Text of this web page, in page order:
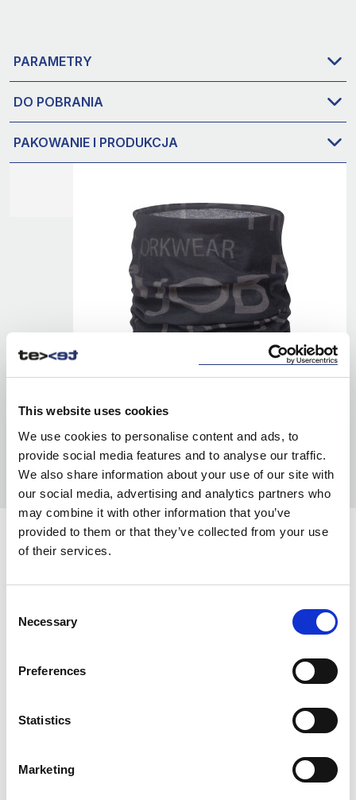
This website uses cookies
We use cookies to personalise content and ads, to
provide social media features and to analyse our traffic.
We also share information about your use of our site with
our social media, advertising and analytics partners who
may combine it with other information that you’ve
provided to them or that they’ve collected from your use
of their services.
Selection
Necessary
Preferences
Statistics
Marketing
PARAMETRY
DO POBRANIA
PAKOWANIE I PRODUKCJA
KOLORY:
INFO:
od ręki. Mag. Centralny — stan magazynu centralnego
dostawcy, dłuższy termin realizacji. Podane ilości mają
Rozmiar
Mag. Centralny